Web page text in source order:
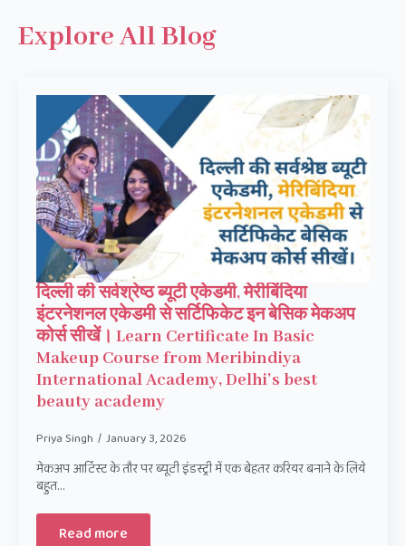
Explore All Blog
दिल्ली की सर्वश्रेष्ठ ब्यूटी एकेडमी, मेरीबिंदिया
इंटरनेशनल एकेडमी से सर्टिफिकेट इन बेसिक मेकअप
कोर्स सीखें। Learn Certificate In Basic
Makeup Course from Meribindiya
International Academy, Delhi’s best
beauty academy
Priya Singh January 3, 2026
मेकअप आर्टिस्ट के तौर पर ब्यूटी इंडस्ट्री में एक बेहतर करियर बनाने के लिये
बहुत…
Read more